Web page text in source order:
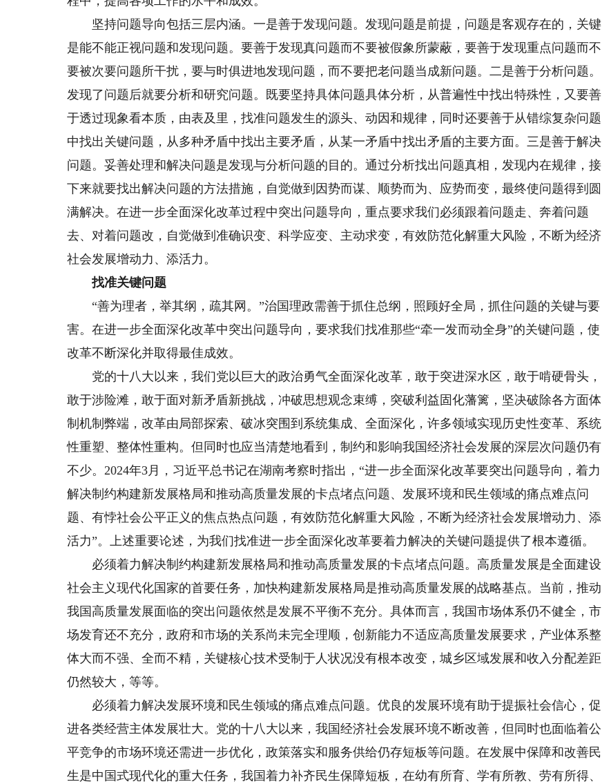
坚持问题导向包括三层内涵。一是善于发现问题。发现问题是前提，问题是客观存在的，关键
是能不能正视问题和发现问题。要善于发现真问题而不要被假象所蒙蔽，要善于发现重点问题而不
要被次要问题所干扰，要与时俱进地发现问题，而不要把老问题当成新问题。二是善于分析问题。
发现了问题后就要分析和研究问题。既要坚持具体问题具体分析，从普遍性中找出特殊性，又要善
于透过现象看本质，由表及里，找准问题发生的源头、动因和规律，同时还要善于从错综复杂问题
中找出关键问题，从多种矛盾中找出主要矛盾，从某一矛盾中找出矛盾的主要方面。三是善于解决
问题。妥善处理和解决问题是发现与分析问题的目的。通过分析找出问题真相，发现内在规律，接
下来就要找出解决问题的方法措施，自觉做到因势而谋、顺势而为、应势而变，最终使问题得到圆
满解决。在进一步全面深化改革过程中突出问题导向，重点要求我们必须跟着问题走、奔着问题
去、对着问题改，自觉做到准确识变、科学应变、主动求变，有效防范化解重大风险，不断为经济
社会发展增动力、添活力。
找准关键问题
“善为理者，举其纲，疏其网。”治国理政需善于抓住总纲，照顾好全局，抓住问题的关键与要
害。在进一步全面深化改革中突出问题导向，要求我们找准那些“牵一发而动全身”的关键问题，使
改革不断深化并取得最佳成效。
党的十八大以来，我们党以巨大的政治勇气全面深化改革，敢于突进深水区，敢于啃硬骨头，
敢于涉险滩，敢于面对新矛盾新挑战，冲破思想观念束缚，突破利益固化藩篱，坚决破除各方面体
制机制弊端，改革由局部探索、破冰突围到系统集成、全面深化，许多领域实现历史性变革、系统
性重塑、整体性重构。但同时也应当清楚地看到，制约和影响我国经济社会发展的深层次问题仍有
不少。2024年3月，习近平总书记在湖南考察时指出，“进一步全面深化改革要突出问题导向，着力
解决制约构建新发展格局和推动高质量发展的卡点堵点问题、发展环境和民生领域的痛点难点问
题、有悖社会公平正义的焦点热点问题，有效防范化解重大风险，不断为经济社会发展增动力、添
活力”。上述重要论述，为我们找准进一步全面深化改革要着力解决的关键问题提供了根本遵循。
必须着力解决制约构建新发展格局和推动高质量发展的卡点堵点问题。高质量发展是全面建设
社会主义现代化国家的首要任务，加快构建新发展格局是推动高质量发展的战略基点。当前，推动
我国高质量发展面临的突出问题依然是发展不平衡不充分。具体而言，我国市场体系仍不健全，市
场发育还不充分，政府和市场的关系尚未完全理顺，创新能力不适应高质量发展要求，产业体系整
体大而不强、全而不精，关键核心技术受制于人状况没有根本改变，城乡区域发展和收入分配差距
仍然较大，等等。
必须着力解决发展环境和民生领域的痛点难点问题。优良的发展环境有助于提振社会信心，促
进各类经营主体发展壮大。党的十八大以来，我国经济社会发展环境不断改善，但同时也面临着公
平竞争的市场环境还需进一步优化，政策落实和服务供给仍存短板等问题。在发展中保障和改善民
生是中国式现代化的重大任务，我国着力补齐民生保障短板，在幼有所育、学有所教、劳有所得、